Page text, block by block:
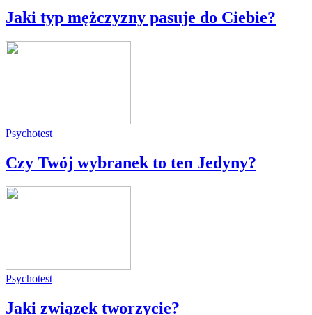
Jaki typ mężczyzny pasuje do Ciebie?
Psychotest
Czy Twój wybranek to ten Jedyny?
Psychotest
Jaki związek tworzycie?